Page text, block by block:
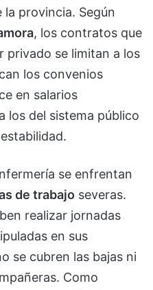
la provincia. Según
, los contratos que
privado se limitan a los
los convenios
en salarios
los del sistema público
se enfrentan
de trabajo severas.
realizar jornadas
en sus
se cubren las bajas ni
Como